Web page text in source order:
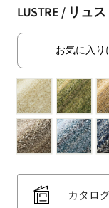
｜
カ
ー
テ
ペ
LUSTRE / リュ
カタロ
お気に入り